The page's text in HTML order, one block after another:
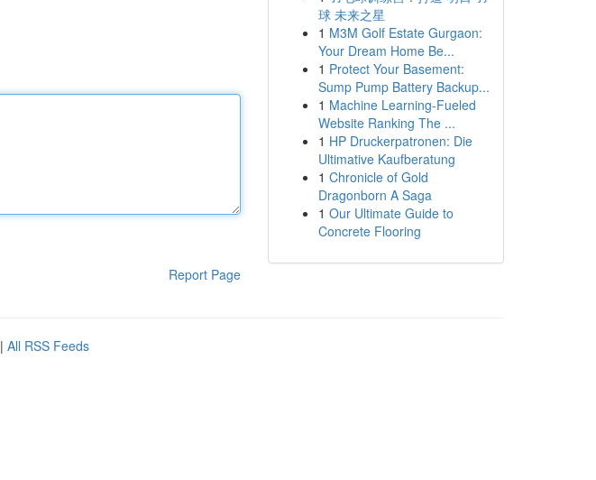
Report Page
球 未来之星
1 M3M Golf Estate Gurgaon:
Your Dream Home Be...
1 Protect Your Basement:
Sump Pump Battery Backup...
1 Machine Learning-Fueled
Website Ranking The ...
1 HP Druckerpatronen: Die
Ultimative Kaufberatung
1 Chronicle of Gold
Dragonborn A Saga
1 Our Ultimate Guide to
Concrete Flooring
| All RSS Feeds